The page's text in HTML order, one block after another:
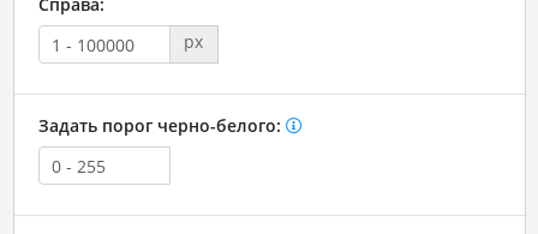
Справа:
px
Задать порог черно-белого: